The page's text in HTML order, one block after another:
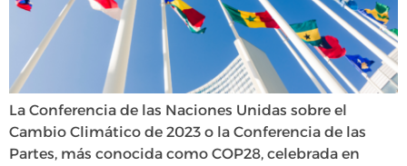
La Conferencia de las Naciones Unidas sobre el
Cambio Climático de 2023 o la Conferencia de las
Partes, más conocida como COP28, celebrada en